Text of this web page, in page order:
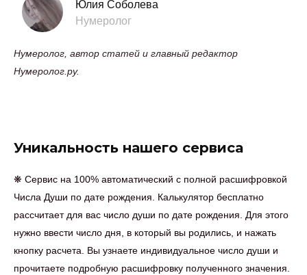
Юлия Соболева
Нумеролог
Нумеролог, автор статей и главный редактор
Нумеролог.ру.
Уникальность нашего сервиса
❋ Сервис на 100% автоматический с полной расшифровкой
Числа Души по дате рождения. Калькулятор бесплатно
рассчитает для вас число души по дате рождения. Для этого
нужно ввести число дня, в который вы родились, и нажать
кнопку расчета. Вы узнаете индивидуальное число души и
прочитаете подробную расшифровку полученного значения.